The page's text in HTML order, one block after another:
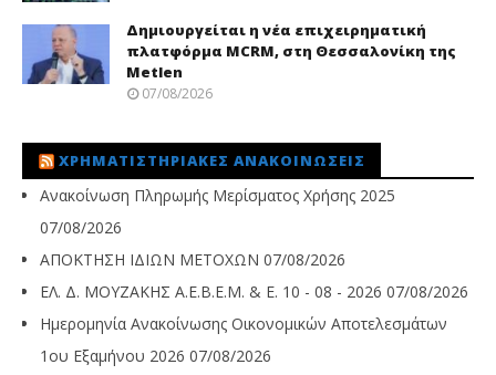
Δημιουργείται η νέα επιχειρηματική
πλατφόρμα MCRM, στη Θεσσαλονίκη της
Metlen
07/08/2026
ΧΡΗΜΑΤΙΣΤΗΡΙΑΚΈΣ ΑΝΑΚΟΙΝΏΣΕΙΣ
Ανακοίνωση Πληρωμής Μερίσματος Χρήσης 2025
07/08/2026
ΑΠΟΚΤΗΣΗ ΙΔΙΩΝ ΜΕΤΟΧΩΝ 07/08/2026
ΕΛ. Δ. ΜΟΥΖΑΚΗΣ Α.Ε.Β.Ε.Μ. & Ε. 10 - 08 - 2026 07/08/2026
Ημερομηνία Ανακοίνωσης Οικονομικών Αποτελεσμάτων
1ου Εξαμήνου 2026 07/08/2026